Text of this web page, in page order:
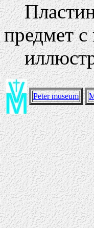
предмет
Peter museum